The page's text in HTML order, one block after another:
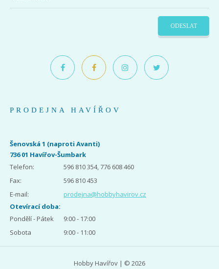
ODESLAT
PRODEJNA HAVÍŘOV
Šenovská 1 (naproti Avanti)
736 01 Havířov-Šumbark
Telefon:
596 810 354, 776 608 460
Fax:
596 810 453
E-mail:
prodejna@hobbyhavirov.cz
Otevírací doba:
Pondělí - Pátek
9:00 - 17:00
Sobota
9:00 - 11:00
Hobby Havířov | © 2026